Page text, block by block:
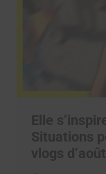
Elle
Situations
vlogs